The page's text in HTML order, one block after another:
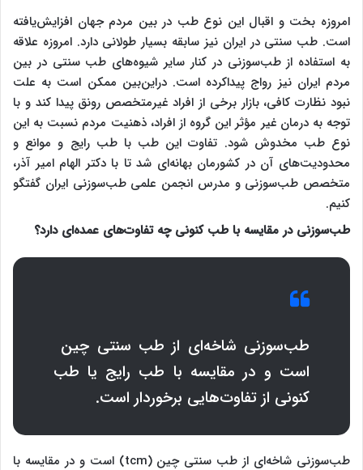
امروزه بخت و اقبال این نوع طب در بین مردم جهان افزایش‌یافته
است. طب سنتی در ایران نیز سابقه بسیار طولانی دارد. امروزه علاقه
به استفاده از طب‌سوزنی در کنار سایر شیوه‌های طب سنتی در بین
مردم ایران نیز رواج پیداکرده است. دراین‌بین ممکن است به علت
نبود نظارت کافی، بازار برخی از افراد غیرمتخصص رونق پیدا کند و با
توجه به درمان غیر مؤثر این گروه از افراد، ذهنیت مردم نسبت به این
نوع طب مخدوش شود. تفاوت این طب با طب رایج و موانع و
محدودیت‌های آن در کشورمان بهانه‌ای شد تا با دکتر الهام امیر آذر،
متخصص طب‌سوزنی و مدرس انجمن علمی طب‌سوزنی ایران گفتگو
کنیم.
طب‌سوزنی در مقایسه با طب کنونی چه تفاوت‌های عمده‌ای دارد؟
طب‌سوزنی شاخه‌ای از طب سنتی چین
است و در مقایسه با طب رایج یا طب
کنونی از تفاوت‌هایی برخوردار است.
طب‌سوزنی شاخه‌ای از طب سنتی چین (tcm) است و در مقایسه با